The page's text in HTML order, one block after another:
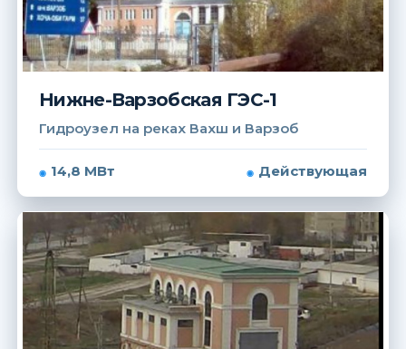
Нижне-Варзобская ГЭС-1
Гидроузел на реках Вахш и Варзоб
14,8 МВт Действующая